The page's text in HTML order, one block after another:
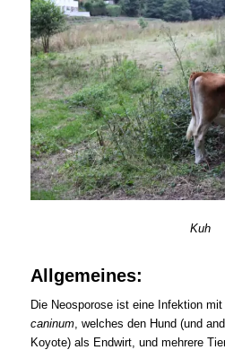
Kuh
Allgemeines:
Die Neosporose ist eine Infektion
caninum, welches den Hund (und
Koyote) als Endwirt, und mehrere